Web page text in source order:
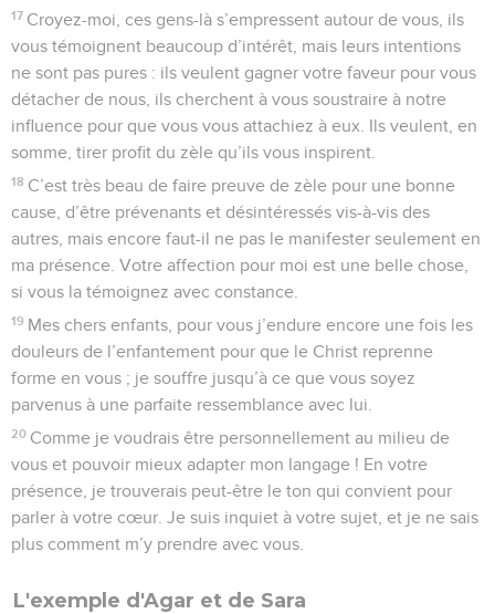
17 Croyez-moi, ces gens-là s’empressent autour de vous, ils
vous témoignent beaucoup d’intérêt, mais leurs intentions
ne sont pas pures : ils veulent gagner votre faveur pour vous
détacher de nous, ils cherchent à vous soustraire à notre
influence pour que vous vous attachiez à eux. Ils veulent, en
somme, tirer profit du zèle qu’ils vous inspirent.
18 C’est très beau de faire preuve de zèle pour une bonne
cause, d’être prévenants et désintéressés vis-à-vis des
autres, mais encore faut-il ne pas le manifester seulement en
ma présence. Votre affection pour moi est une belle chose,
si vous la témoignez avec constance.
19 Mes chers enfants, pour vous j’endure encore une fois les
douleurs de l’enfantement pour que le Christ reprenne
forme en vous ; je souffre jusqu’à ce que vous soyez
parvenus à une parfaite ressemblance avec lui.
20 Comme je voudrais être personnellement au milieu de
vous et pouvoir mieux adapter mon langage ! En votre
présence, je trouverais peut-être le ton qui convient pour
parler à votre cœur. Je suis inquiet à votre sujet, et je ne sais
plus comment m’y prendre avec vous.
L'exemple d'Agar et de Sara